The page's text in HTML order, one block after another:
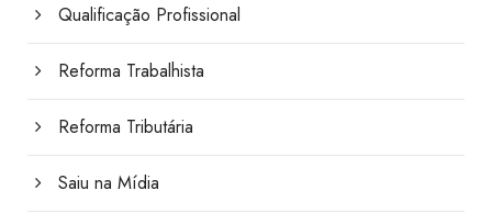
Qualificação Profissional
Reforma Trabalhista
Reforma Tributária
Saiu na Mídia